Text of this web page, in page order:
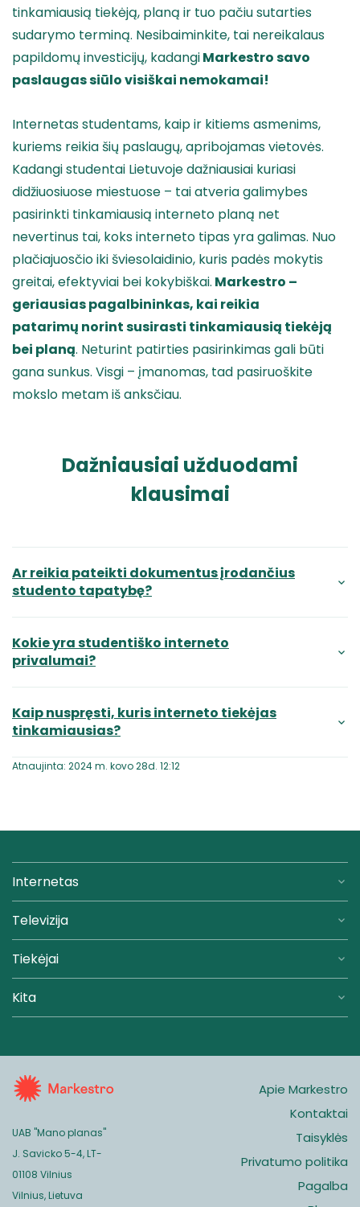
tinkamiausią tiekėją, planą ir tuo pačiu sutarties
sudarymo terminą. Nesibaiminkite, tai nereikalaus
papildomų investicijų, kadangiMarkestro savo
paslaugas siūlo visiškai nemokamai!
Internetas studentams, kaip ir kitiems asmenims,
kuriems reikia šių paslaugų, apribojamas vietovės.
Kadangi studentai Lietuvoje dažniausiai kuriasi
didžiuosiuose miestuose – tai atveria galimybes
pasirinkti tinkamiausią interneto planą net
nevertinus tai, koks interneto tipas yra galimas. Nuo
plačiajuosčio iki šviesolaidinio, kuris padės mokytis
greitai, efektyviai bei kokybiškai. Markestro –
geriausias pagalbininkas, kai reikia
patarimų norint susirasti tinkamiausią tiekėją
bei planą. Neturint patirties pasirinkimas gali būti
gana sunkus. Visgi – įmanomas, tad pasiruoškite
mokslo metam iš anksčiau.
Dažniausiai užduodami
klausimai
Ar reikia pateikti dokumentus įrodančius
studento tapatybę?
Kokie yra studentiško interneto
privalumai?
Kaip nuspręsti, kuris interneto tiekėjas
tinkamiausias?
Atnaujinta: 2024 m. kovo 28d. 12:12
Internetas
Televizija
Tiekėjai
Kita
Apie Markestro
Kontaktai
Taisyklės
Privatumo politika
Pagalba
UAB "Mano planas"
J. Savicko 5-4, LT-
01108 Vilnius
Vilnius, Lietuva